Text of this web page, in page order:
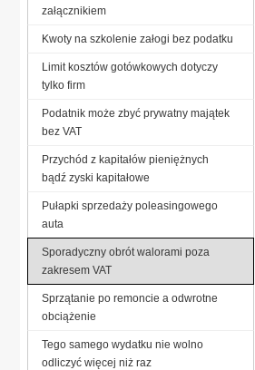
załącznikiem
Kwoty na szkolenie załogi bez podatku
Limit kosztów gotówkowych dotyczy
tylko firm
Podatnik może zbyć prywatny majątek
bez VAT
Przychód z kapitałów pieniężnych
bądź zyski kapitałowe
Pułapki sprzedaży poleasingowego
auta
Sporadyczny obrót walorami poza
zakresem VAT
Sprzątanie po remoncie a odwrotne
obciążenie
Tego samego wydatku nie wolno
odliczyć więcej niż raz